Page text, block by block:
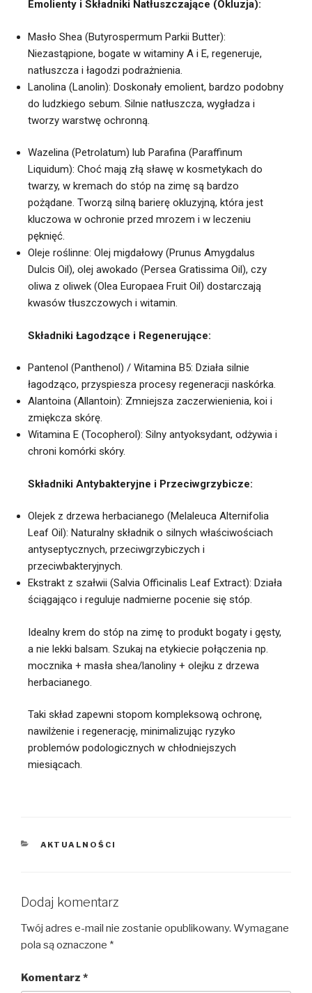
Emolienty i Składniki Natłuszczające (Okluzja):
Masło Shea (Butyrospermum Parkii Butter):
Niezastąpione, bogate w witaminy A i E, regeneruje,
natłuszcza i łagodzi podrażnienia.
Lanolina (Lanolin): Doskonały emolient, bardzo podobny
do ludzkiego sebum. Silnie natłuszcza, wygładza i
tworzy warstwę ochronną.
Wazelina (Petrolatum) lub Parafina (Paraffinum
Liquidum): Choć mają złą sławę w kosmetykach do
twarzy, w kremach do stóp na zimę są bardzo
pożądane. Tworzą silną barierę okluzyjną, która jest
kluczowa w ochronie przed mrozem i w leczeniu
pęknięć.
Oleje roślinne: Olej migdałowy (Prunus Amygdalus
Dulcis Oil), olej awokado (Persea Gratissima Oil), czy
oliwa z oliwek (Olea Europaea Fruit Oil) dostarczają
kwasów tłuszczowych i witamin.
Składniki Łagodzące i Regenerujące:
Pantenol (Panthenol) / Witamina B5: Działa silnie
łagodząco, przyspiesza procesy regeneracji naskórka.
Alantoina (Allantoin): Zmniejsza zaczerwienienia, koi i
zmiękcza skórę.
Witamina E (Tocopherol): Silny antyoksydant, odżywia i
chroni komórki skóry.
Składniki Antybakteryjne i Przeciwgrzybicze:
Olejek z drzewa herbacianego (Melaleuca Alternifolia
Leaf Oil): Naturalny składnik o silnych właściwościach
antyseptycznych, przeciwgrzybiczych i
przeciwbakteryjnych.
Ekstrakt z szałwii (Salvia Officinalis Leaf Extract): Działa
ściągająco i reguluje nadmierne pocenie się stóp.
Idealny krem do stóp na zimę to produkt bogaty i gęsty,
a nie lekki balsam. Szukaj na etykiecie połączenia np.
mocznika + masła shea/lanoliny + olejku z drzewa
herbacianego.
Taki skład zapewni stopom kompleksową ochronę,
nawilżenie i regenerację, minimalizując ryzyko
problemów podologicznych w chłodniejszych
miesiącach.
AKTUALNOŚCI
Dodaj komentarz
Twój adres e-mail nie zostanie opublikowany. Wymagane
pola są oznaczone *
Komentarz *